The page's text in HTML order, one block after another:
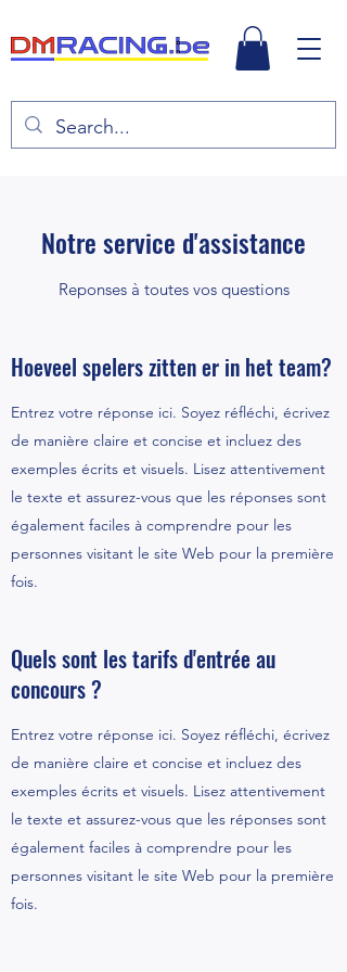
Notre service d'assistance
Reponses à toutes vos questions
Hoeveel spelers zitten er in het team?
Entrez votre réponse ici. Soyez réfléchi, écrivez
de manière claire et concise et incluez des
exemples écrits et visuels. Lisez attentivement
le texte et assurez-vous que les réponses sont
également faciles à comprendre pour les
personnes visitant le site Web pour la première
fois.
Quels sont les tarifs d'entrée au
concours ?
Entrez votre réponse ici. Soyez réfléchi, écrivez
de manière claire et concise et incluez des
exemples écrits et visuels. Lisez attentivement
le texte et assurez-vous que les réponses sont
également faciles à comprendre pour les
personnes visitant le site Web pour la première
fois.